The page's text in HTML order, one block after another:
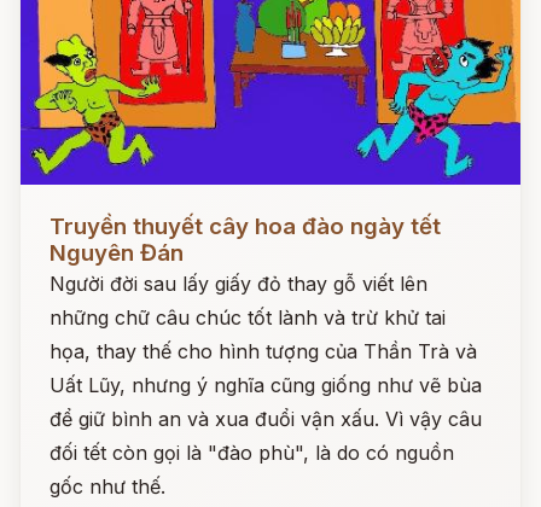
Đọc ngay
Truyền thuyết cây hoa đào ngày tết
Nguyên Đán
Người đời sau lấy giấy đỏ thay gỗ viết lên
những chữ câu chúc tốt lành và trừ khử tai
họa, thay thế cho hình tượng của Thần Trà và
Uất Lũy, nhưng ý nghĩa cũng giống như vẽ bùa
để giữ bình an và xua đuổi vận xấu. Vì vậy câu
đối tết còn gọi là "đào phù", là do có nguồn
gốc như thế.